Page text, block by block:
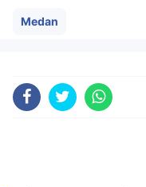
Medan